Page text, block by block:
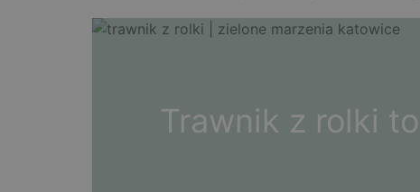
Trawnik z rolki